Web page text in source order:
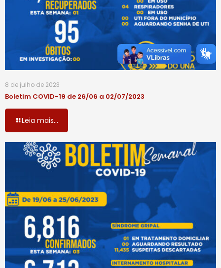
8 de julho de 2023
Boletim COVID-19 de 26/06 a 02/07/2023
Leia mais...